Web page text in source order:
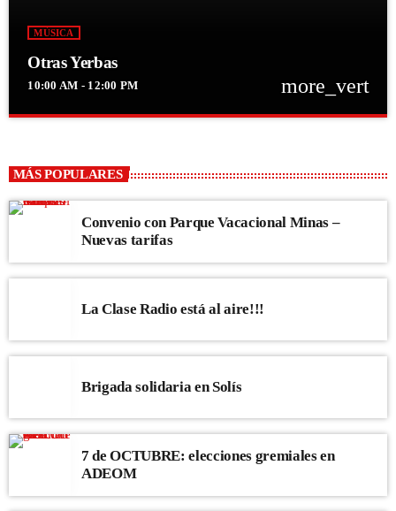
MÚSICA
Otras Yerbas
10:00 AM - 12:00 PM more_vert
Un musical con estilo. Blues, Jazz, R&B, Soul, Rock y muchísimo
más. Cada semana te invitamos a un viaje musical por distintas épocas,
géneros y artistas.
MÁS POPULARES
Convenio con Parque Vacacional Minas –
Nuevas tarifas
La Clase Radio está al aire!!!
Brigada solidaria en Solís
7 de OCTUBRE: elecciones gremiales en
ADEOM